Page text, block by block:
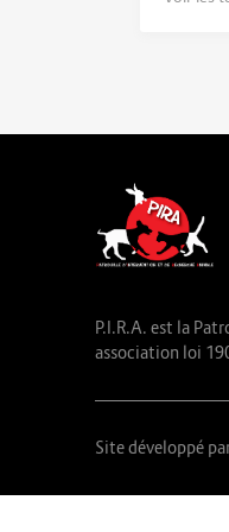
P.I.R.A. est la
association loi
Site développé